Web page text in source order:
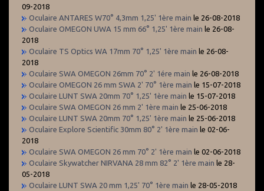
09-2018
Oculaire ANTARES W70° 4,3mm 1,25' 1ère main le 26-08-2018
Oculaire OMEGON UWA 15 mm 66° 1,25' 1ère main le 26-08-
2018
Oculaire TS Optics WA 17mm 70° 1,25' 1ère main le 26-08-
2018
Oculaire SWA OMEGON 26mm 70° 2' 1ére main le 26-08-2018
Oculaire OMEGON 26 mm SWA 2' 70° 1ère main le 15-07-2018
Oculaire LUNT SWA 20mm 70° 1,25' 1ère main le 15-07-2018
Oculaire SWA OMEGON 26 mm 2' 1ère main le 25-06-2018
Oculaire LUNT SWA 20mm 70° 1,25' 1ère main le 25-06-2018
Oculaire Explore Scientific 30mm 80° 2' 1ère main le 02-06-
2018
Oculaire SWA OMEGON 26 mm 70° 2' 1ère main le 02-06-2018
Oculaire Skywatcher NIRVANA 28 mm 82° 2' 1ère main le 28-
05-2018
Oculaire LUNT SWA 20 mm 1,25' 70° 1ère main le 28-05-2018